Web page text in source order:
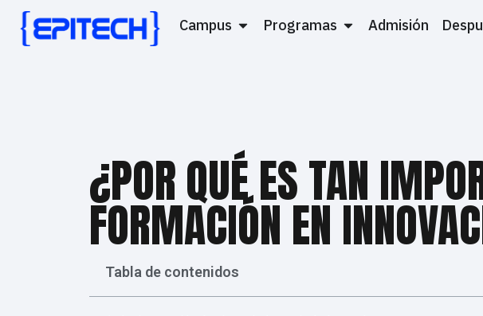
Campus Programas Admisión
¿POR QUÉ ES TAN
FORMACIÓN EN
Tabla de contenidos